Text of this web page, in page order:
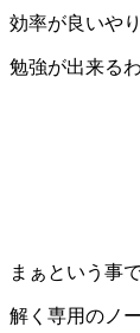
効率が良いや
勉強が出来る
まぁという事
解く専用のノ